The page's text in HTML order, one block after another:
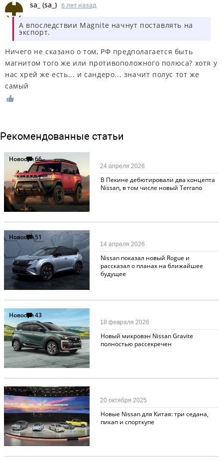
sa_ (sa_ ) 6 лет назад
А впоследствии Magnite начнут поставлять на
экспорт.
Ничего не сказано о том, РФ предполагается быть
магнитом того же или противоположного полюса? хотя у
нас хрей же есть... и сандеро... значит полус тот же
самый
Рекомендованные статьи
Новости66
В Пекине дебютировали два концепта
Nissan, в том числе новый Terrano
24 апреля 2026
Новости51
Nissan показал новый Rogue и
рассказал о планах на ближайшее
будущее
14 апреля 2026
Новости43
Новый микровэн Nissan Gravite
полностью рассекречен
18 февраля 2026
Новости10
Новые Nissan для Китая: три седана,
пикап и спорткупе
20 октября 2025